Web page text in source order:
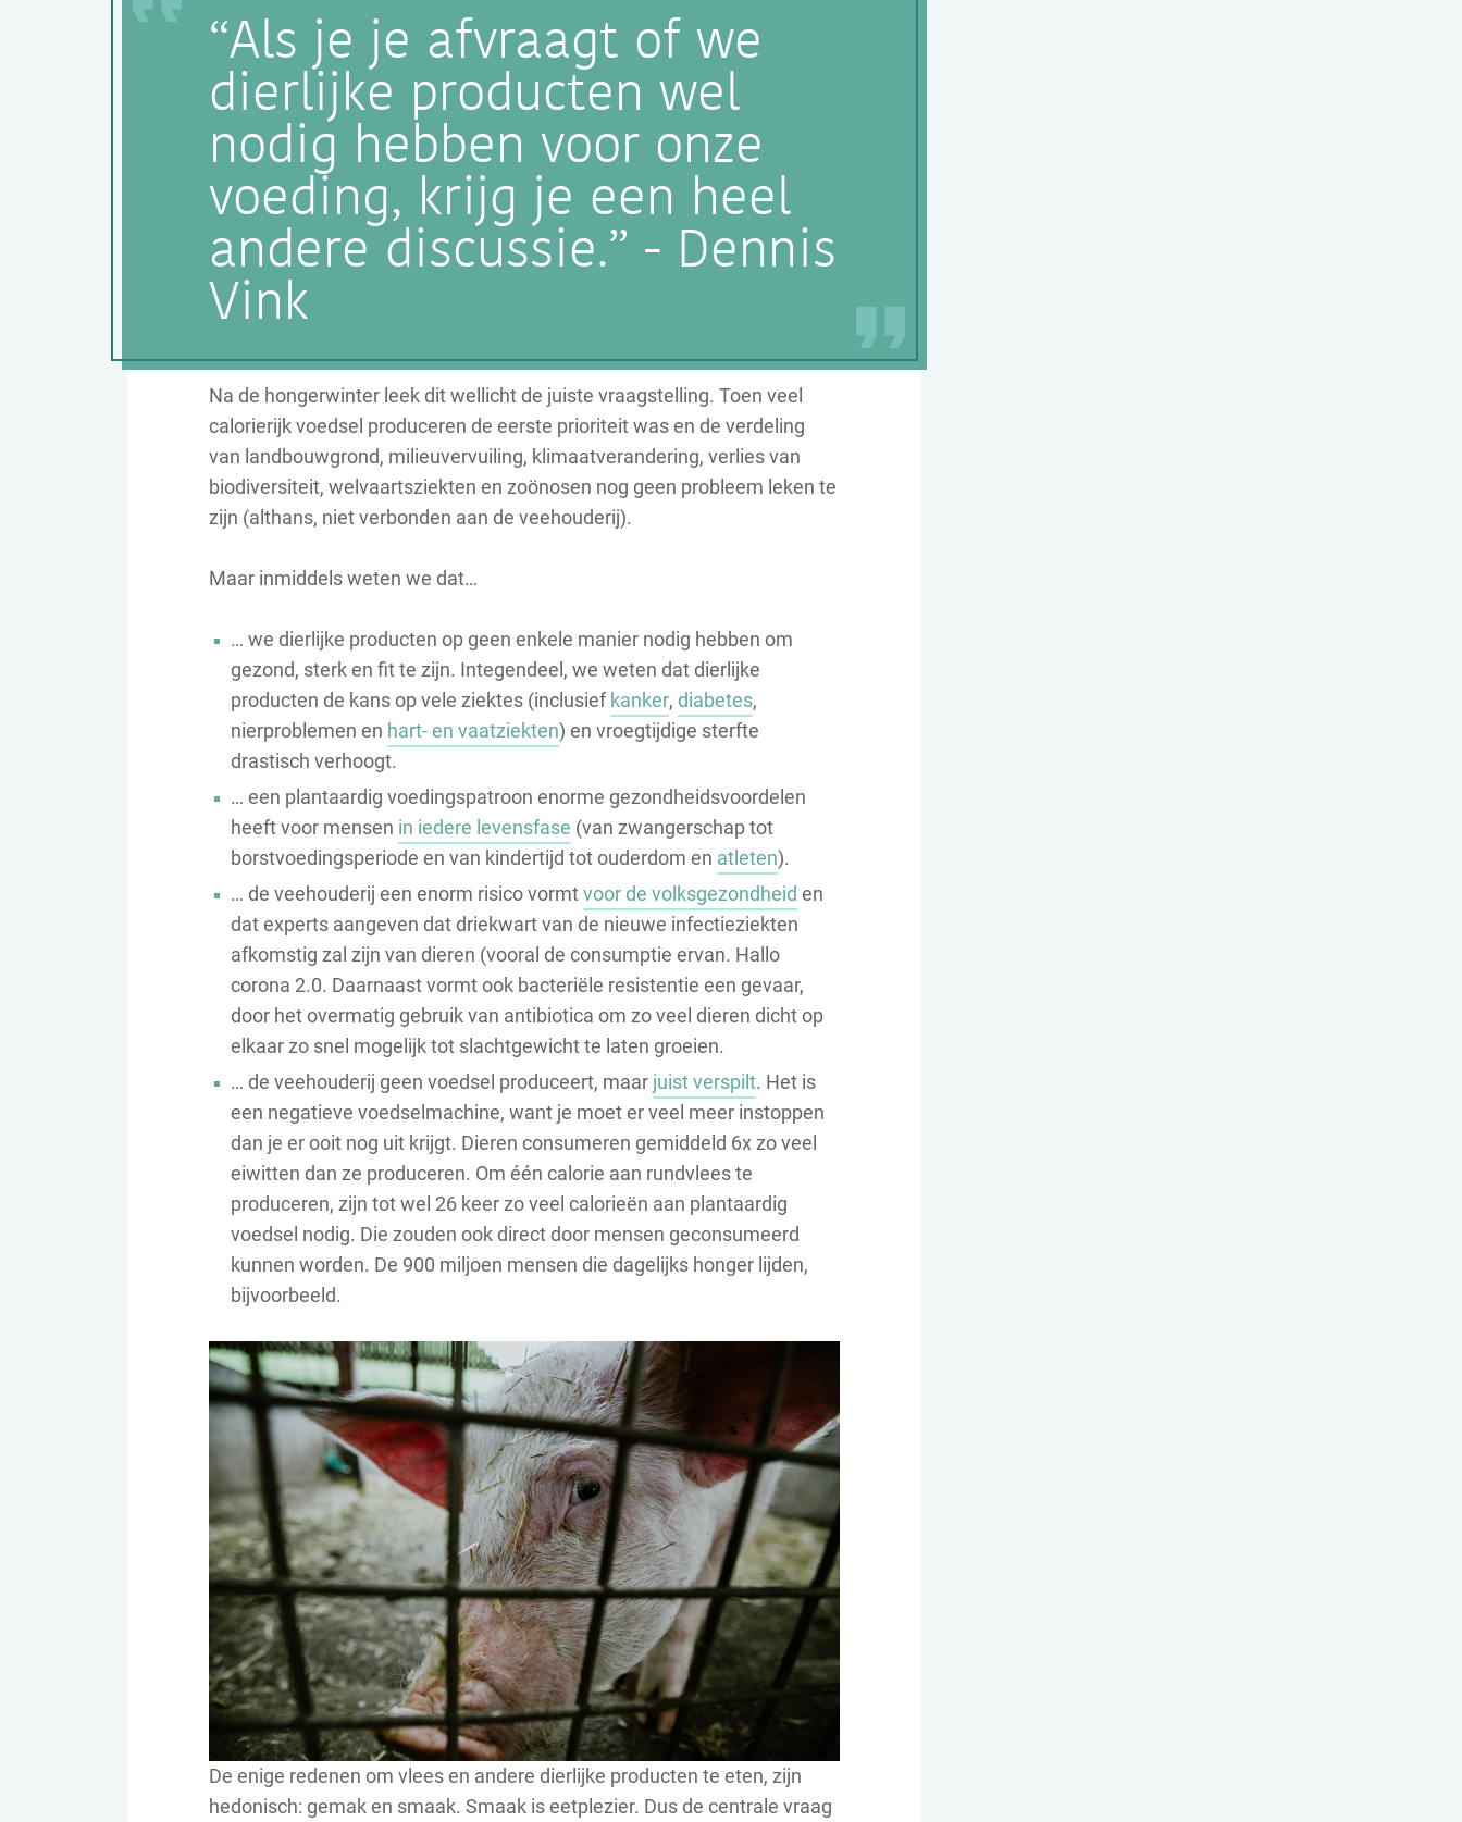
“Als je je afvraagt of we
dierlijke producten wel
nodig hebben voor onze
voeding, krijg je een heel
andere discussie.” - Dennis
Vink
Na de hongerwinter leek dit wellicht de juiste vraagstelling. Toen veel
calorierijk voedsel produceren de eerste prioriteit was en de verdeling
van landbouwgrond, milieuvervuiling, klimaatverandering, verlies van
biodiversiteit, welvaartsziekten en zoönosen nog geen probleem leken te
zijn (althans, niet verbonden aan de veehouderij).
Maar inmiddels weten we dat…
… we dierlijke producten op geen enkele manier nodig hebben om
gezond, sterk en fit te zijn. Integendeel, we weten dat dierlijke
producten de kans op vele ziektes (inclusief kanker, diabetes,
nierproblemen en hart- en vaatziekten) en vroegtijdige sterfte
drastisch verhoogt.
… een plantaardig voedingspatroon enorme gezondheidsvoordelen
heeft voor mensen in iedere levensfase (van zwangerschap tot
borstvoedingsperiode en van kindertijd tot ouderdom en atleten).
… de veehouderij een enorm risico vormtvoor de volksgezondheid en
dat experts aangeven dat driekwart van de nieuwe infectieziekten
afkomstig zal zijn van dieren (vooral de consumptie ervan. Hallo
corona 2.0. Daarnaast vormt ook bacteriële resistentie een gevaar,
door het overmatig gebruik van antibiotica om zo veel dieren dicht op
elkaar zo snel mogelijk tot slachtgewicht te laten groeien.
… de veehouderij geen voedsel produceert, maar juist verspilt. Het is
een negatieve voedselmachine, want je moet er veel meer instoppen
dan je er ooit nog uit krijgt. Dieren consumeren gemiddeld 6x zo veel
eiwitten dan ze produceren. Om één calorie aan rundvlees te
produceren, zijn tot wel 26 keer zo veel calorieën aan plantaardig
voedsel nodig. Die zouden ook direct door mensen geconsumeerd
kunnen worden. De 900 miljoen mensen die dagelijks honger lijden,
bijvoorbeeld.
De enige redenen om vlees en andere dierlijke producten te eten, zijn
hedonisch: gemak en smaak. Smaak is eetplezier. Dus de centrale vraag